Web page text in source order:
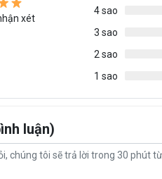
xét
4 sao
3 sao
2 sao
1 sao
luận)